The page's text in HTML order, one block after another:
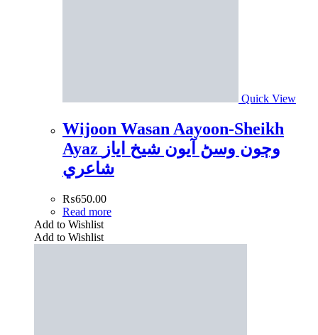
Quick View
Wijoon Wasan Aayoon-Sheikh
Ayaz وڄون وسڻ آيون شيخ اياز
شاعري
₨650.00
Read more
Add to Wishlist
Add to Wishlist